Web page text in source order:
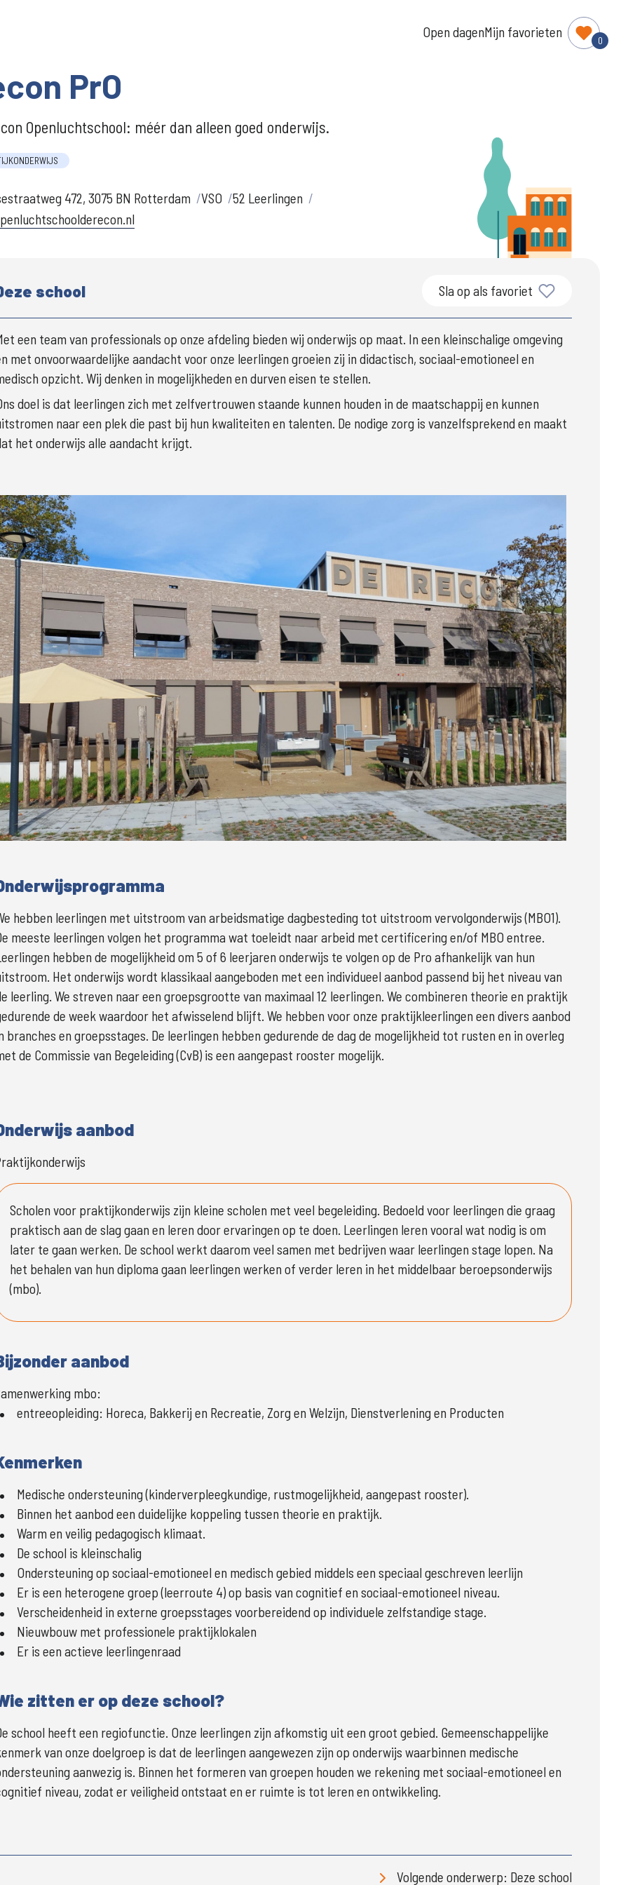
Open dagenMijn favorieten
0
PrO
Openluchtschool: méér dan alleen goed onderwijs.
472, 3075 BN Rotterdam VSO
52 Leerlingen
school Sla op als favoriet
een team van professionals op onze afdeling bieden wij onderwijs op maat. In een kleinschalige omgeving
met onvoorwaardelijke aandacht voor onze leerlingen groeien zij in didactisch, sociaal-emotioneel en
opzicht. Wij denken in mogelijkheden en durven eisen te stellen.
doel is dat leerlingen zich met zelfvertrouwen staande kunnen houden in de maatschappij en kunnen
naar een plek die past bij hun kwaliteiten en talenten. De nodige zorg is vanzelfsprekend en maakt
het onderwijs alle aandacht krijgt.
hebben leerlingen met uitstroom van arbeidsmatige dagbesteding tot uitstroom vervolgonderwijs (MBO1).
meeste leerlingen volgen het programma wat toeleidt naar arbeid met certificering en/of MBO entree.
hebben de mogelijkheid om 5 of 6 leerjaren onderwijs te volgen op de Pro afhankelijk van hun
Het onderwijs wordt klassikaal aangeboden met een individueel aanbod passend bij het niveau van
leerling. We streven naar een groepsgrootte van maximaal 12 leerlingen. We combineren theorie en praktijk
de week waardoor het afwisselend blijft. We hebben voor onze praktijkleerlingen een divers aanbod
branches en groepsstages. De leerlingen hebben gedurende de dag de mogelijkheid tot rusten en in overleg
de Commissie van Begeleiding (CvB) is een aangepast rooster mogelijk.
aanbod
Scholen voor praktijkonderwijs zijn kleine scholen met veel begeleiding. Bedoeld voor leerlingen die graag
praktisch aan de slag gaan en leren door ervaringen op te doen. Leerlingen leren vooral wat nodig is om
later te gaan werken. De school werkt daarom veel samen met bedrijven waar leerlingen stage lopen. Na
het behalen van hun diploma gaan leerlingen werken of verder leren in het middelbaar beroepsonderwijs
(mbo).
aanbod
mbo:
entreeopleiding: Horeca, Bakkerij en Recreatie, Zorg en Welzijn, Dienstverlening en Producten
Medische ondersteuning (kinderverpleegkundige, rustmogelijkheid, aangepast rooster).
Binnen het aanbod een duidelijke koppeling tussen theorie en praktijk.
Warm en veilig pedagogisch klimaat.
De school is kleinschalig
Ondersteuning op sociaal-emotioneel en medisch gebied middels een speciaal geschreven leerlijn
Er is een heterogene groep (leerroute 4) op basis van cognitief en sociaal-emotioneel niveau.
Verscheidenheid in externe groepsstages voorbereidend op individuele zelfstandige stage.
Nieuwbouw met professionele praktijklokalen
Er is een actieve leerlingenraad
zitten er op deze school?
school heeft een regiofunctie. Onze leerlingen zijn afkomstig uit een groot gebied. Gemeenschappelijke
van onze doelgroep is dat de leerlingen aangewezen zijn op onderwijs waarbinnen medische
aanwezig is. Binnen het formeren van groepen houden we rekening met sociaal-emotioneel en
niveau, zodat er veiligheid ontstaat en er ruimte is tot leren en ontwikkeling.
Volgende onderwerp: Deze school